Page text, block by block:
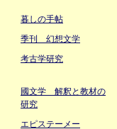
暮しの手帖
季刊 幻想文学
考古学研究
國文学 解釈と教材の
研究
エピステーメー